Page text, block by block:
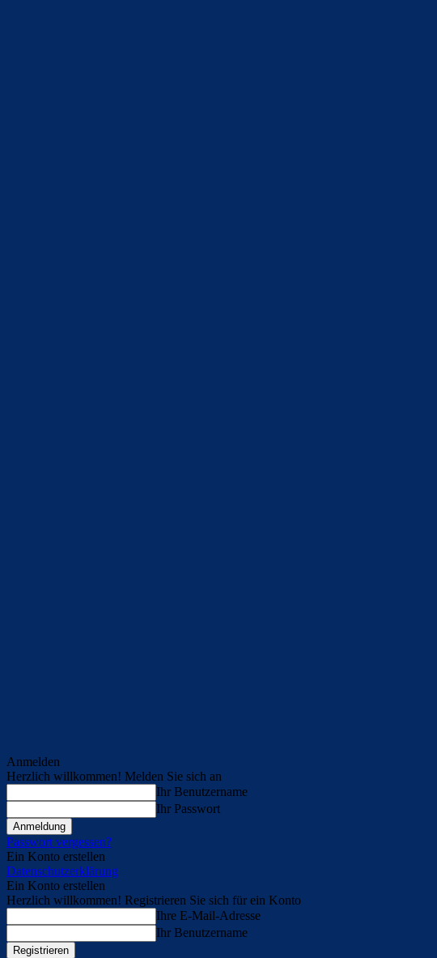
Anmelden
Herzlich willkommen! Melden Sie sich an
Ihr Benutzername
Ihr Passwort
Passwort vergessen?
Ein Konto erstellen
Datenschutzerklärung
Ein Konto erstellen
Herzlich willkommen! Registrieren Sie sich für ein Konto
Ihre E-Mail-Adresse
Ihr Benutzername